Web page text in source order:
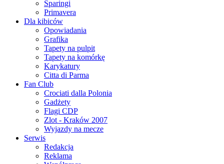
Sparingi
Primavera
Dla kibiców
Opowiadania
Grafika
Tapety na pulpit
Tapety na komórkę
Karykatury
Citta di Parma
Fan Club
Crociati dalla Polonia
Gadżety
Flagi CDP
Zlot - Kraków 2007
Wyjazdy na mecze
Serwis
Redakcja
Reklama